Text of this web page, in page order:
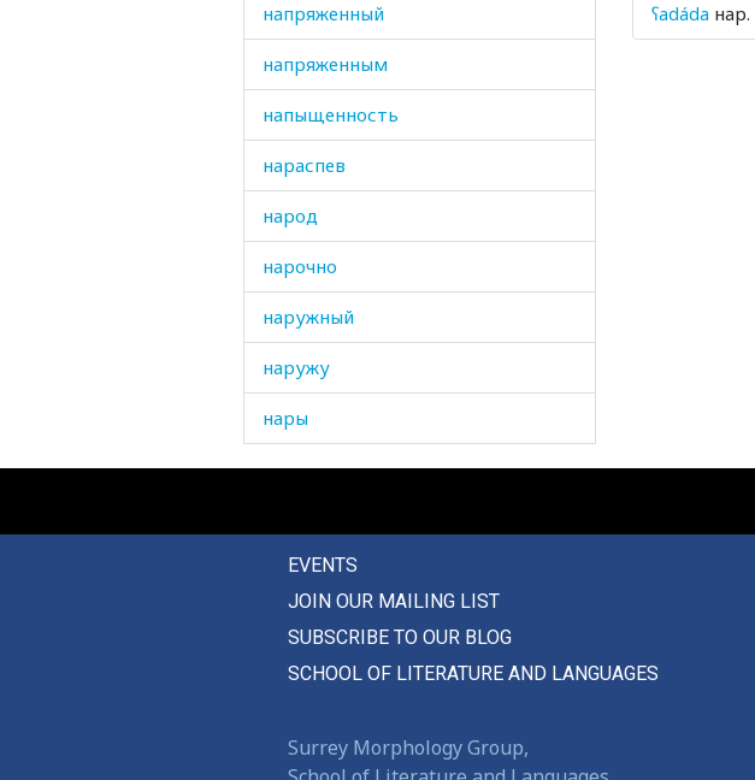
напряженный
напряженным
напыщенность
нараспев
народ
нарочно
наружный
наружу
нары
нарыв
наряжать
насвистывать
население
ʕadáda нар.
EVENTS
JOIN OUR MAILING LIST
SUBSCRIBE TO OUR BLOG
SCHOOL OF LITERATURE AND LANGUAGES
Surrey Morphology Group,